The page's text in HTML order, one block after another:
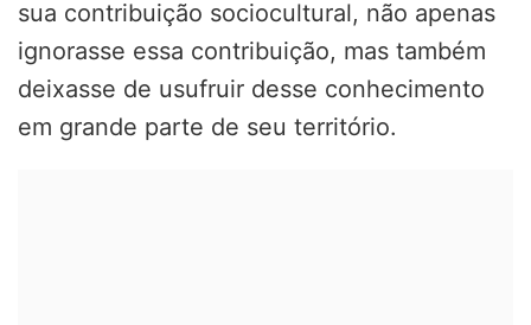
sua contribuição sociocultural, não apenas
ignorasse essa contribuição, mas também
deixasse de usufruir desse conhecimento
em grande parte de seu território.